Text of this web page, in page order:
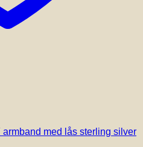
med lås sterling silver